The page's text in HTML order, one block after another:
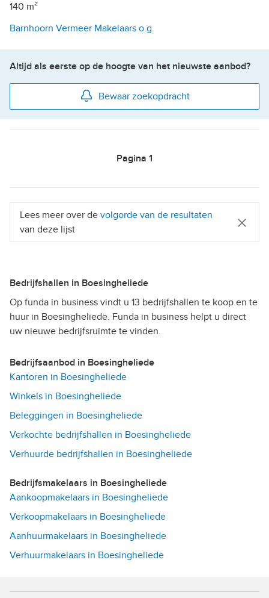
140 m²
Barnhoorn Vermeer Makelaars o.g.
Altijd als eerste op de hoogte van het nieuwste aanbod?
Bewaar zoekopdracht
Pagina 1
Lees meer over de volgorde van de resultaten
van deze lijst
Bedrijfshallen in Boesingheliede
Op funda in business vindt u 13 bedrijfshallen te koop en te
huur in Boesingheliede. Funda in business helpt u direct
uw nieuwe bedrijfsruimte te vinden.
Bedrijfsaanbod in Boesingheliede
Kantoren in Boesingheliede
Winkels in Boesingheliede
Beleggingen in Boesingheliede
Verkochte bedrijfshallen in Boesingheliede
Verhuurde bedrijfshallen in Boesingheliede
Bedrijfsmakelaars in Boesingheliede
Aankoopmakelaars in Boesingheliede
Verkoopmakelaars in Boesingheliede
Aanhuurmakelaars in Boesingheliede
Verhuurmakelaars in Boesingheliede